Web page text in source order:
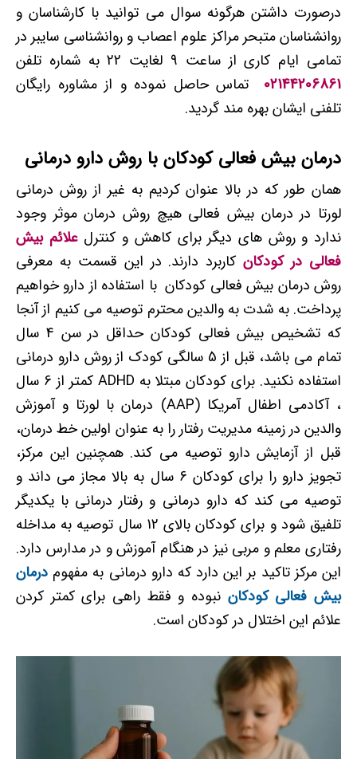
درصورت داشتن هرگونه سوال می توانید با کارشناسان و
روانشناسان متبحر مراکز علوم اعصاب و روانشناسی سایبر در
تمامی ایام کاری از ساعت 9 لغایت 22 به شماره تلفن
02144206861
تماس حاصل نموده و از مشاوره رایگان
تلفنی ایشان بهره مند گردید.
درمان بیش فعالی کودکان با روش دارو درمانی
همان طور که در بالا عنوان کردیم به غیر از روش درمانی
لورتا در درمان بیش فعالی هیچ روش درمانموثر وجود
ندارد و روش های دیگر برای کاهش و کنترلعلائم بیش
فعالی در کودکانکاربرد دارند. در این قسمت به معرفی
روش درمان بیش فعالی کودکان با استفاده از دارو خواهیم
پرداخت. به شدت به والدین محترم توصیه می کنیم از آنجا
که تشخیص بیش فعالی کودکان حداقل در سن 4 سال
تمام می باشد، قبل از 5 سالگی کودک از روش دارو درمانی
استفاده نکنید. برای کودکان مبتلا به ADHD کمتر از 6 سال
، آکادمی اطفال آمریکا (AAP) درمان با لورتا و آموزش
والدین در زمینه مدیریت رفتار را به عنوان اولین خط درمان،
قبل از آزمایش دارو توصیه می کند. همچنین این مرکز،
تجویز دارو را برای کودکان 6 سال به بالا مجاز می داند و
توصیه می کند که دارو درمانی و رفتار درمانی با یکدیگر
تلفیق شود و برای کودکان بالای 12 سال توصیه به مداخله
رفتاری معلم و مربی نیز در هنگام آموزش و در مدارس دارد.
این مرکز تاکید بر این دارد که دارو درمانی به مفهوم درمان
بیش فعالی کودکان نبوده و فقط راهی برای کمتر کردن
علائم این اختلال در کودکان است.